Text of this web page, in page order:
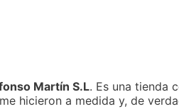
Martín S.L. Es una tienda
hicieron a medida y, de